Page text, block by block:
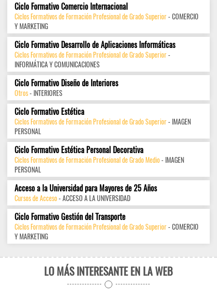
Ciclo Formativo Comercio Internacional
Ciclos Formativos de Formación Profesional de Grado Superior- COMERCIO
Y MARKETING
Ciclo Formativo Desarrollo de Aplicaciones Informáticas
Ciclos Formativos de Formación Profesional de Grado Superior-
INFORMÁTICA Y COMUNICACIONES
Ciclo Formativo Diseño de Interiores
Otros- INTERIORES
Ciclo Formativo Estética
Ciclos Formativos de Formación Profesional de Grado Superior- IMAGEN
PERSONAL
Ciclo Formativo Estética Personal Decorativa
Ciclos Formativos de Formación Profesional de Grado Medio- IMAGEN
PERSONAL
Acceso a la Universidad para Mayores de 25 Años
Cursos de Acceso- ACCESO A LA UNIVERSIDAD
Ciclo Formativo Gestión del Transporte
Ciclos Formativos de Formación Profesional de Grado Superior- COMERCIO
Y MARKETING
LO MÁS INTERESANTE EN LA WEB